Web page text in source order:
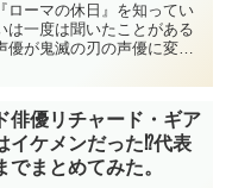
ローマの休日』を知ってい
は一度は聞いたことがある
優が鬼滅の刃の声優に変わ
俳優リチャード・ギア
イケメンだった⁉代表
でまとめてみた。